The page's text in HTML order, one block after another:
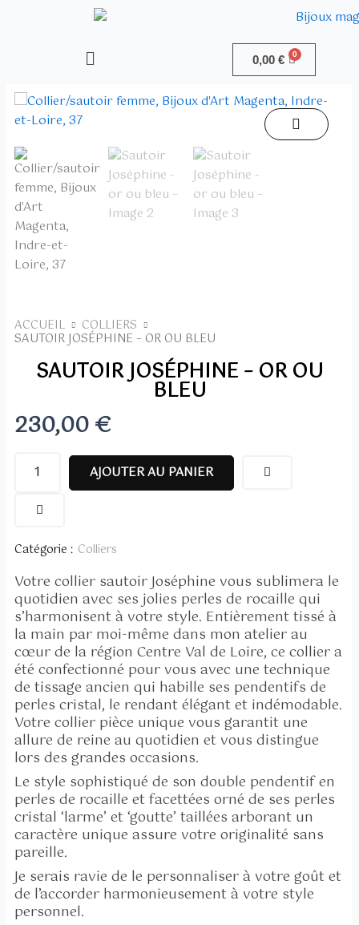
Menu 0,00€
ACCUEIL COLLIERS
SAUTOIR JOSÉPHINE – OR OU BLEU
SAUTOIR JOSÉPHINE – OR OU
BLEU
230,00€
Joséphine
or
ou
bleu
AJOUTER AU PANIER
Catégorie : Colliers
Votre collier sautoir Joséphine vous sublimera le
quotidien avec ses jolies perles de rocaille qui
s’harmonisent à votre style. Entièrement tissé à
la main par moi-même dans mon atelier au
cœur de la région Centre Val de Loire, ce collier a
été confectionné pour vous avec une technique
de tissage ancien qui habille ses pendentifs de
perles cristal, le rendant élégant et indémodable.
Votre collier pièce unique vous garantit une
allure de reine au quotidien et vous distingue
lors des grandes occasions.
Le style sophistiqué de son double pendentif en
perles de rocaille et facettées orné de ses perles
cristal ‘larme’ et ‘goutte’ taillées arborant un
caractère unique assure votre originalité sans
pareille.
Je serais ravie de le personnaliser à votre goût et
de l’accorder harmonieusement à votre style
personnel.